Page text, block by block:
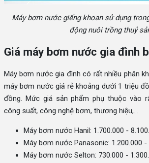
Máy bơm nước giếng khoan sử dụng
động nuôi trồng thuỷ
Giá máy bơm nước gia đình
Máy bơm nước gia đình có rất nhiều phân
máy bơm nước giá rẻ khoảng dưới 1 triệu
đồng. Mức giá sản phẩm phụ thuộc vào
công suất, công nghệ bơm, thương hiệu,...
Máy bơm nước Hanil: 1.700.000 -
Máy bơm nước Panasonic: 1.200.000 -
Máy bơm nước Selton: 730.000 -